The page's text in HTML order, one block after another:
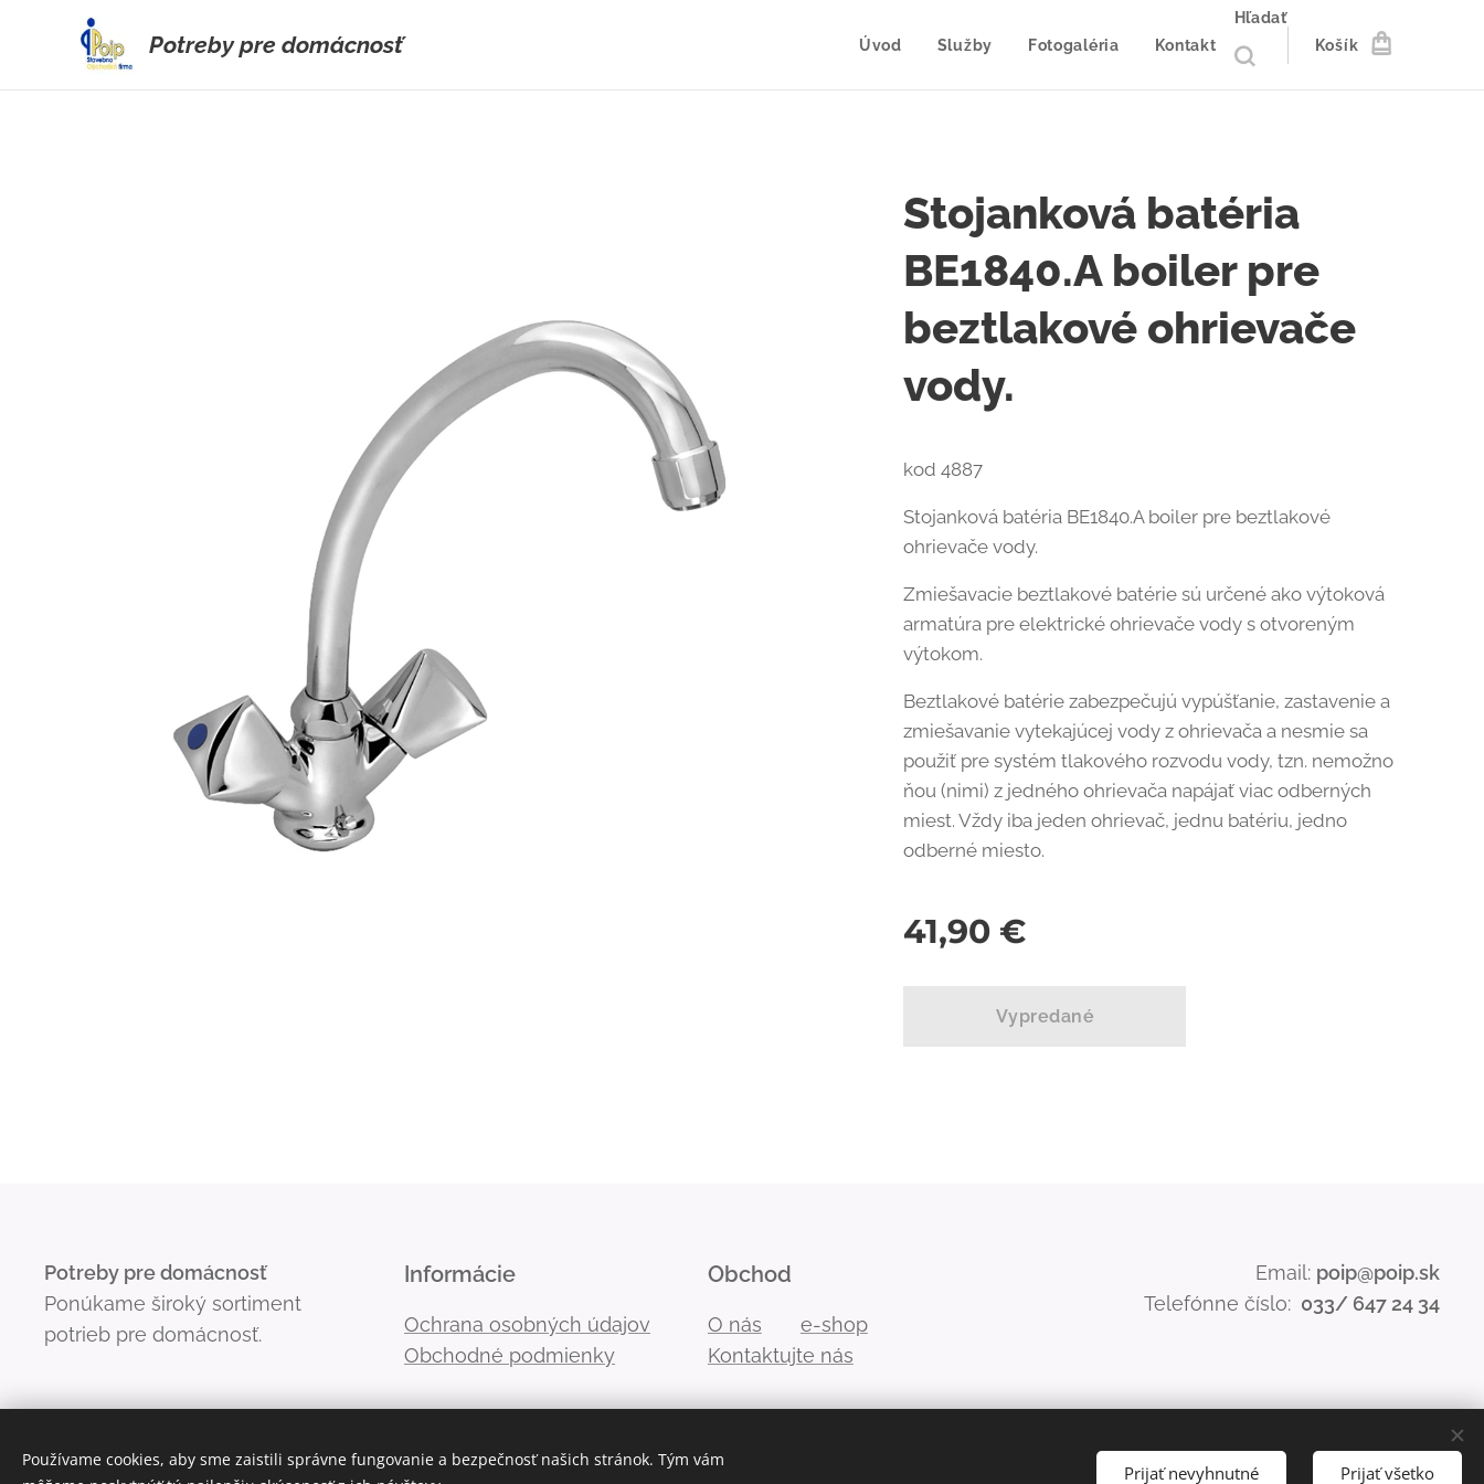
Potreby pre domácnosť Úvod Služby Fotogaléria Kontakt
Hľadať
Košík
Stojanková batéria
BE1840.A boiler pre
beztlakové ohrievače
vody.
kod 4887
Stojanková batéria BE1840.A boiler pre beztlakové
ohrievače vody.
Zmiešavacie beztlakové batérie sú určené ako výtoková
armatúra pre elektrické ohrievače vody s otvoreným
výtokom.
Beztlakové batérie zabezpečujú vypúšťanie, zastavenie a
zmiešavanie vytekajúcej vody z ohrievača a nesmie sa
použiť pre systém tlakového rozvodu vody, tzn. nemožno
ňou (nimi) z jedného ohrievača napájať viac odberných
miest. Vždy iba jeden ohrievač, jednu batériu, jedno
odberné miesto.
41,90 €
Vypredané
Potreby pre domácnosť
Ponúkame široký sortiment
potrieb pre domácnosť.
Informácie
Ochrana osobných údajov
Obchodné podmienky
Obchod
O nás
e-shop
Kontaktujte nás
Email: poip@poip.sk
Telefónne číslo: 033/ 647 24 34
Používame cookies, aby sme zaistili správne fungovanie a bezpečnosť našich stránok. Tým vám
Prijať nevyhnutné Prijať všetko